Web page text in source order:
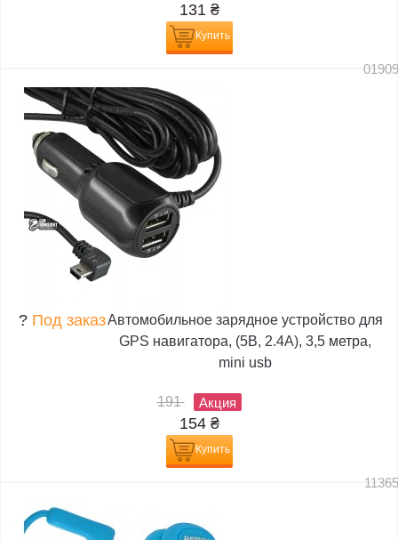
131 ₴
Купить
? Под заказАвтомобильное зарядное устройство для
GPS навигатора, (5В, 2.4А), 3,5 метра,
mini usb
191 Акция
154 ₴
Купить